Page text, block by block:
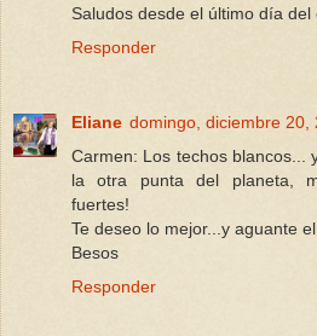
Saludos desde el último día del
Responder
Eliane domingo, diciembre 20,
Carmen: Los techos blancos...
la otra punta del planeta,
fuertes!
Te deseo lo mejor...y aguante
Besos
Responder